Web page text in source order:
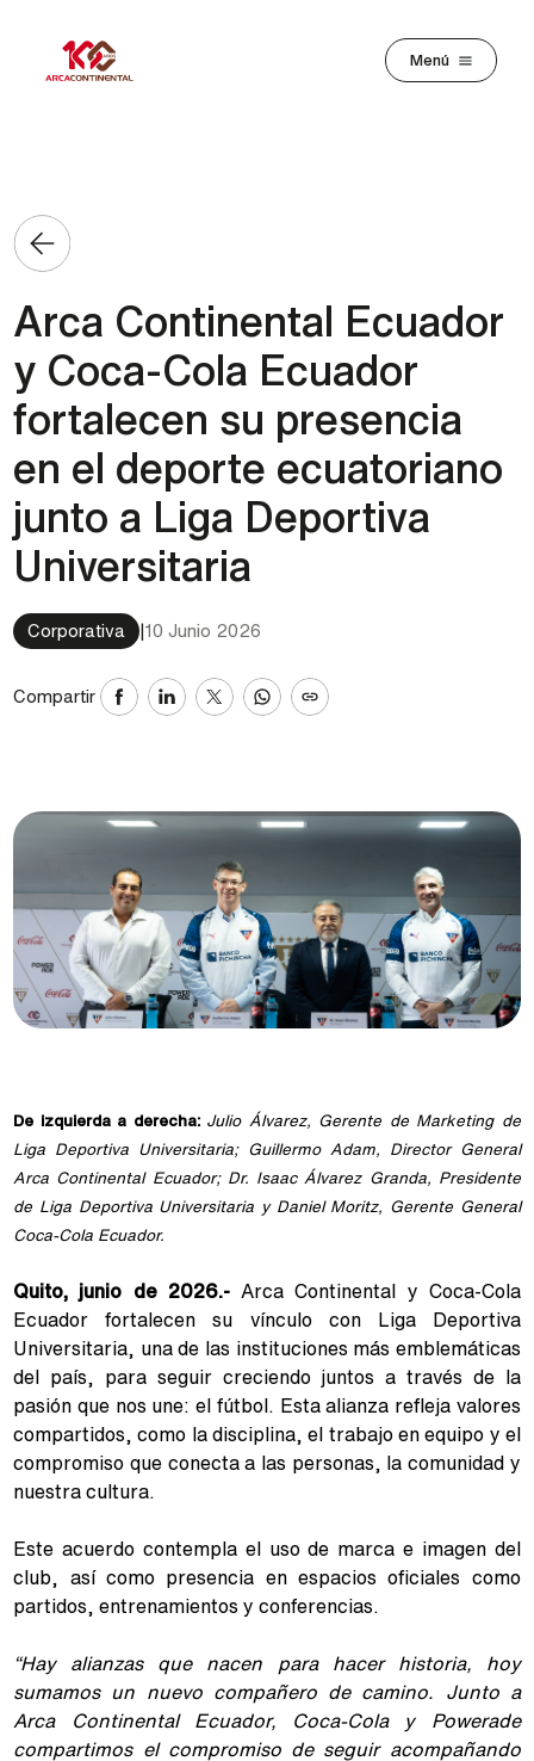
Menú
Arca Continental Ecuador
y Coca-Cola Ecuador
fortalecen su presencia
en el deporte ecuatoriano
junto a Liga Deportiva
Universitaria
Corporativa 10 Junio 2026
Compartir
De izquierda a derecha: Julio Álvarez, Gerente de Marketing de
Liga Deportiva Universitaria; Guillermo Adam, Director General
Arca Continental Ecuador; Dr. Isaac Álvarez Granda, Presidente
de Liga Deportiva Universitaria y Daniel Moritz, Gerente General
Coca-Cola Ecuador.
Quito, junio de 2026.-Arca Continental y Coca-Cola
Ecuador fortalecen su vínculo con Liga Deportiva
Universitaria, una de las instituciones más emblemáticas
del país, para seguir creciendo juntos a través de la
pasión que nos une: el fútbol. Esta alianza refleja valores
compartidos, como la disciplina, el trabajo en equipo y el
compromiso que conecta a las personas, la comunidad y
nuestra cultura.
Este acuerdo contempla el uso de marca e imagen del
club, así como presencia en espacios oficiales como
partidos, entrenamientos y conferencias.
“Hay alianzas que nacen para hacer historia, hoy
sumamos un nuevo compañero de camino. Junto a
Arca Continental Ecuador, Coca-Cola y Powerade
compartimos el compromiso de seguir acompañando